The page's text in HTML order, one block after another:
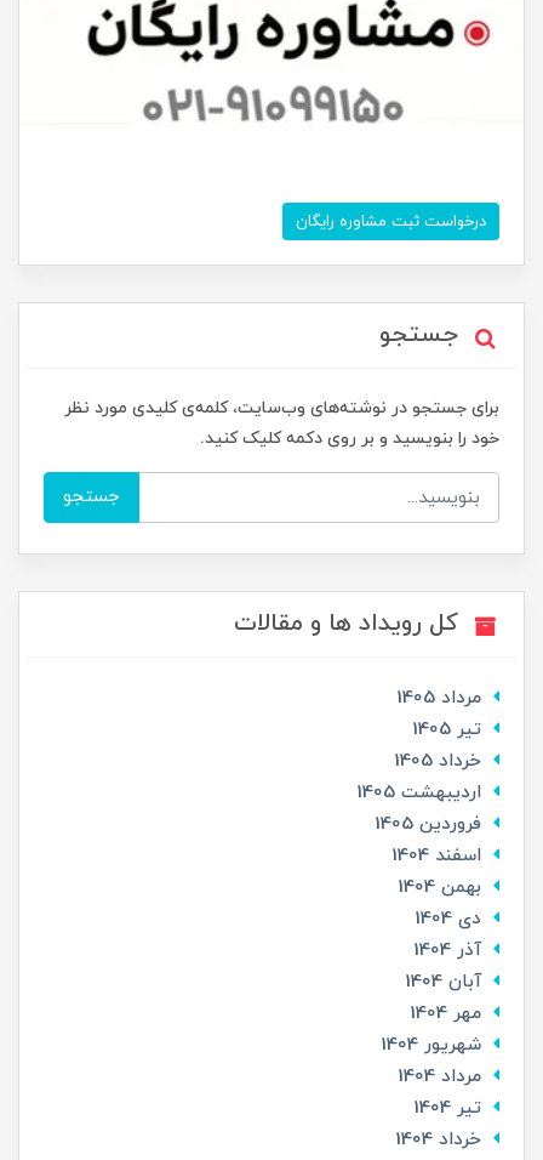
درخواست ثبت مشاوره رایگان
جستجو
برای جستجو در نوشته‌های وب‌سایت، کلمه‌ی کلیدی مورد نظر
خود را بنویسید و بر روی دکمه کلیک کنید.
جستجو
کل رویداد ها و مقالات
مرداد 1405
تير 1405
خرداد 1405
ارديبهشت 1405
فروردین 1405
اسفند 1404
بهمن 1404
دی 1404
آذر 1404
آبان 1404
مهر 1404
شهریور 1404
مرداد 1404
تير 1404
خرداد 1404